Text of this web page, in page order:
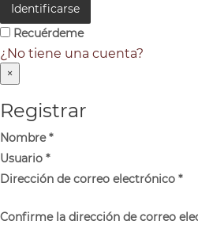
Identificarse
Recuérdeme
¿No tiene una cuenta?
×
Registrar
Nombre*
Usuario *
Dirección de correo electrónico *
Confirme la dirección de correo